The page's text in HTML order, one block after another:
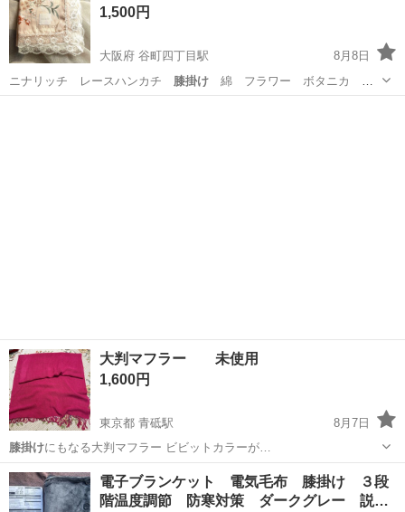
1,500円
大阪府 谷町四丁目駅
8月8日
ニナリッチ レースハンカチ 膝掛け綿 フラワー ボタニカ ピ
ンク 冠婚…
大判マフラー 未使用
1,600円
東京都 青砥駅
8月7日
膝掛けにもなる大判マフラー ビビットカラーが…
東京 葛飾区 青砥駅 膝掛け
電子ブランケット 電気毛布 膝掛け ３段
階温度調節 防寒対策 ダークグレー 説…